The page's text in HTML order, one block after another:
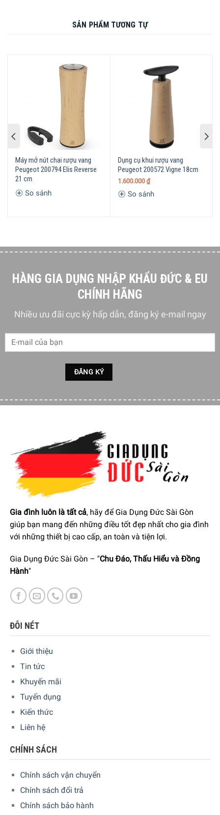
SẢN PHẨM TƯƠNG TỰ
Máy mở nút chai rượu vang
Peugeot 200794 Elis Reverse
21 cm
So sánh
Dụng cụ khui rượu vang
Peugeot 200572 Vigne 18cm
1.600.000 ₫
So sánh
HÀNG GIA DỤNG NHẬP KHẨU ĐỨC & EU
CHÍNH HÃNG
Nhiều ưu đãi cực kỳ hấp dẫn, đăng ký e-mail ngay
Gia đình luôn là tất cả, hãy để Gia Dụng Đức Sài Gòn
giúp bạn mang đến những điều tốt đẹp nhất cho gia đình
với những thiết bị cao cấp, an toàn và tiện lợi.
Gia Dụng Đức Sài Gòn – "Chu Đáo, Thấu Hiểu và Đồng
Hành"
ĐÔI NÉT
Giới thiệu
Tin tức
Khuyến mãi
Tuyển dụng
Kiến thức
Liên hệ
CHÍNH SÁCH
Chính sách vận chuyển
Chính sách đổi trả
Chính sách bảo hành